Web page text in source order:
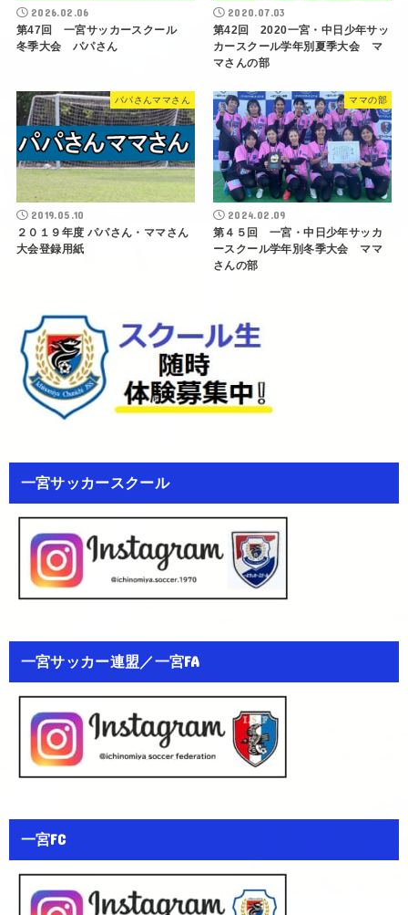
2026.02.06
第47回 一宮サッカースクール
冬季大会 パパさん
2020.07.03
第42回 2020一宮・中日少年サッ
カースクール学年別夏季大会 マ
マさんの部
パパさんママさん
2019.05.10
２０１９年度 パパさん・ママさん
大会登録用紙
ママの部
2024.02.09
第４５回 一宮・中日少年サッカ
ースクール学年別冬季大会 ママ
さんの部
一宮サッカースクール
一宮サッカー連盟／一宮FA
一宮FC